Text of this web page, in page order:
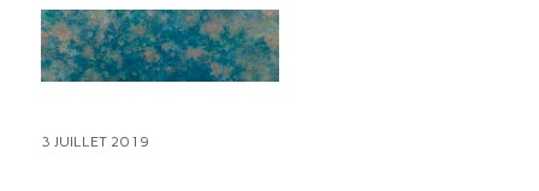
3 JUILLET 2019